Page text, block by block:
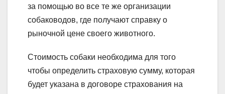
за помощью во все те же организации
собаководов, где получают справку о
рыночной цене своего животного.
Стоимость собаки необходима для того
чтобы определить страховую сумму, которая
будет указана в договоре страхования на